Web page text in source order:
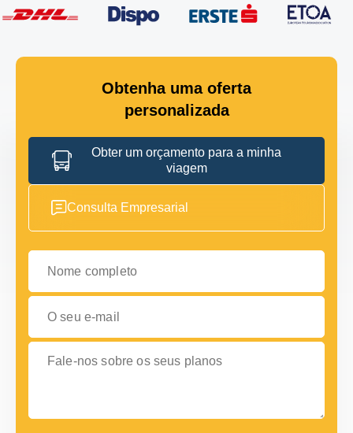
Obtenha uma oferta
personalizada
Obter um orçamento para a minha
viagem
Consulta Empresarial
Nome completo
O seu e-mail
Fale-nos sobre os seus planos